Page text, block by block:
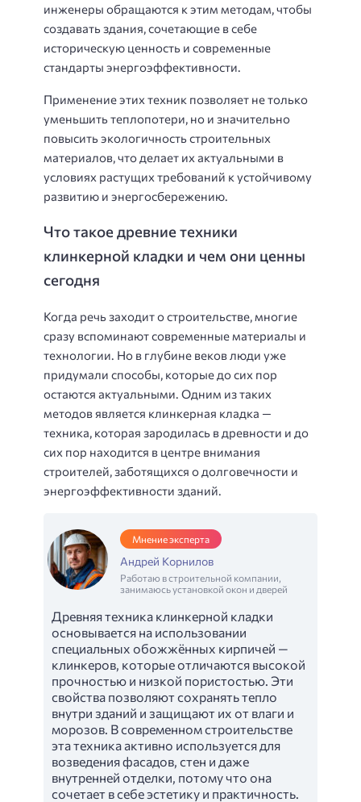
инженеры обращаются к этим методам, чтобы
создавать здания, сочетающие в себе
историческую ценность и современные
стандарты энергоэффективности.
Применение этих техник позволяет не только
уменьшить теплопотери, но и значительно
повысить экологичность строительных
материалов, что делает их актуальными в
условиях растущих требований к устойчивому
развитию и энергосбережению.
Что такое древние техники
клинкерной кладки и чем они ценны
сегодня
Когда речь заходит о строительстве, многие
сразу вспоминают современные материалы и
технологии. Но в глубине веков люди уже
придумали способы, которые до сих пор
остаются актуальными. Одним из таких
методов является клинкерная кладка —
техника, которая зародилась в древности и до
сих пор находится в центре внимания
строителей, заботящихся о долговечности и
энергоэффективности зданий.
Мнение эксперта
Андрей Корнилов
Работаю в строительной компании,
занимаюсь установкой окон и дверей
Древняя техника клинкерной кладки
основывается на использовании
специальных обожжённых кирпичей —
клинкеров, которые отличаются высокой
прочностью и низкой пористостью. Эти
свойства позволяют сохранять тепло
внутри зданий и защищают их от влаги и
морозов. В современном строительстве
эта техника активно используется для
возведения фасадов, стен и даже
внутренней отделки, потому что она
сочетает в себе эстетику и практичность.